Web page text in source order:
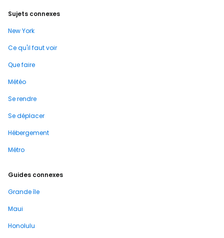
Sujets connexes
New York
Ce qu'il faut voir
Que faire
Météo
Se rendre
Se déplacer
Hébergement
Métro
Guides connexes
Grande île
Maui
Honolulu